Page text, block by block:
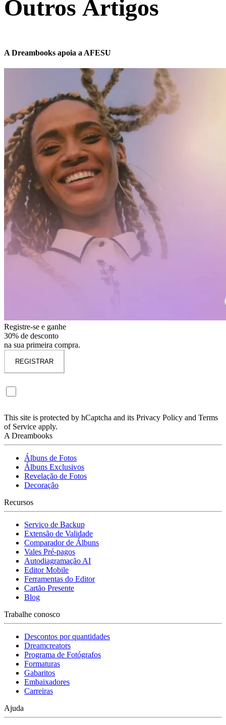
Outros Artigos
A Dreambooks apoia a AFESU
Registre-se e ganhe
30% de desconto
na sua primeira compra.
REGISTRAR
This site is protected by hCaptcha and its Privacy Policy and Terms
of Service apply.
A Dreambooks
Álbuns de Fotos
Álbuns Exclusivos
Revelação de Fotos
Decoração
Recursos
Serviço de Backup
Extensão de Validade
Comparador de Álbuns
Vales Pré-pagos
Autodiagramação AI
Editor Mobile
Ferramentas do Editor
Cartão Presente
Blog
Trabalhe conosco
Descontos por quantidades
Dreamcreators
Programa de Fotógrafos
Formaturas
Gabaritos
Embaixadores
Carreiras
Ajuda